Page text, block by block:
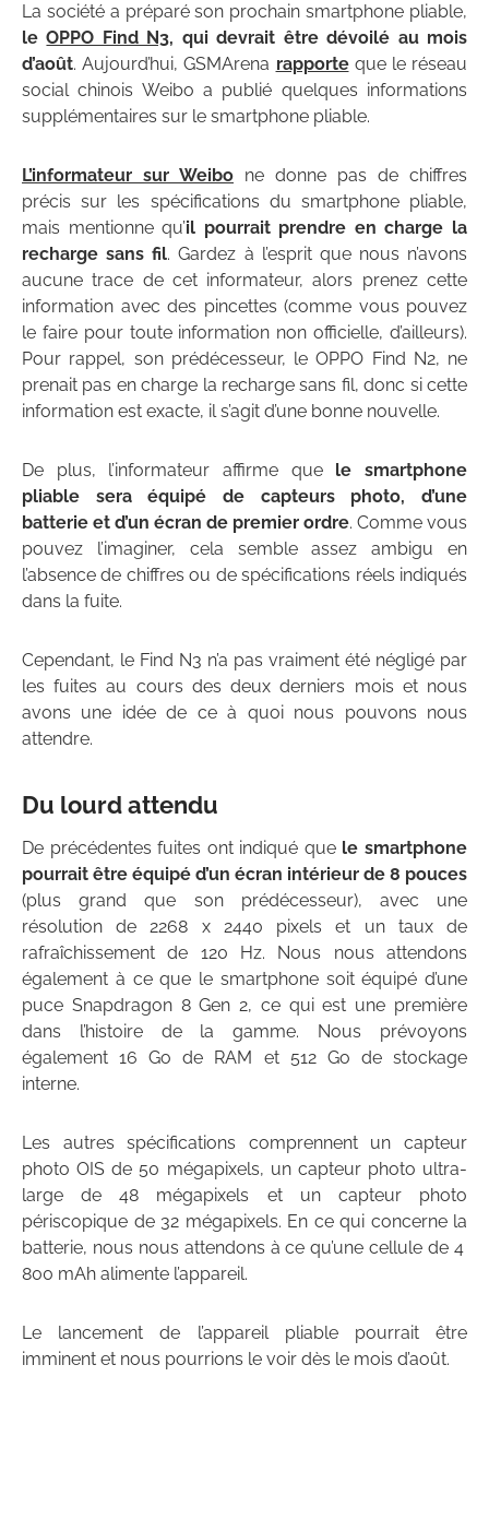
La société a préparé son prochain smartphone pliable,
leOPPO Find N3, qui devrait être dévoilé au mois
d’août. Aujourd’hui, GSMArena rapporteque le réseau
social chinois Weibo a publié quelques informations
supplémentaires sur le smartphone pliable.
L’informateur sur Weibo ne donne pas de chiffres
précis sur les spécifications du smartphone pliable,
mais mentionne qu’il pourrait prendre en charge la
recharge sans fil. Gardez à l’esprit que nous n’avons
aucune trace de cet informateur, alors prenez cette
information avec des pincettes (comme vous pouvez
le faire pour toute information non officielle, d’ailleurs).
Pour rappel, son prédécesseur, le OPPO Find N2, ne
prenait pas en charge la recharge sans fil, donc si cette
information est exacte, il s’agit d’une bonne nouvelle.
De plus, l’informateur affirme que le smartphone
pliable sera équipé de capteurs photo, d’une
batterie et d’un écran de premier ordre. Comme vous
pouvez l’imaginer, cela semble assez ambigu en
l’absence de chiffres ou de spécifications réels indiqués
dans la fuite.
Cependant, le Find N3 n’a pas vraiment été négligé par
les fuites au cours des deux derniers mois et nous
avons une idée de ce à quoi nous pouvons nous
attendre.
Du lourd attendu
De précédentes fuites ont indiqué que le smartphone
pourrait être équipé d’un écran intérieur de 8 pouces
(plus grand que son prédécesseur), avec une
résolution de 2268 x 2440 pixels et un taux de
rafraîchissement de 120 Hz. Nous nous attendons
également à ce que le smartphone soit équipé d’une
puce Snapdragon 8 Gen 2, ce qui est une première
dans l’histoire de la gamme. Nous prévoyons
également 16 Go de RAM et 512 Go de stockage
interne.
Les autres spécifications comprennent un capteur
photo OIS de 50 mégapixels, un capteur photo ultra-
large de 48 mégapixels et un capteur photo
périscopique de 32 mégapixels. En ce qui concerne la
batterie, nous nous attendons à ce qu’une cellule de 4
800 mAh alimente l’appareil.
Le lancement de l’appareil pliable pourrait être
imminent et nous pourrions le voir dès le mois d’août.